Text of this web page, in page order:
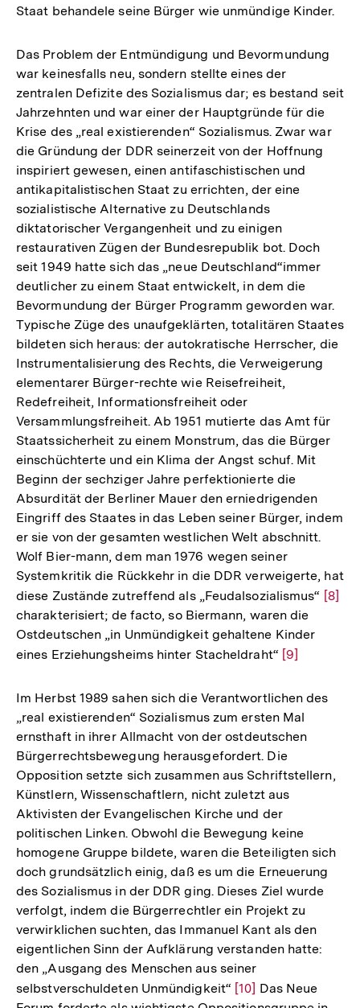
Staat behandele seine Bürger wie unmündige Kinder.
Das Problem der Entmündigung und Bevormundung
war keinesfalls neu, sondern stellte eines der
zentralen Defizite des Sozialismus dar; es bestand seit
Jahrzehnten und war einer der Hauptgründe für die
Krise des „real existierenden“ Sozialismus. Zwar war
die Gründung der DDR seinerzeit von der Hoffnung
inspiriert gewesen, einen antifaschistischen und
antikapitalistischen Staat zu errichten, der eine
sozialistische Alternative zu Deutschlands
diktatorischer Vergangenheit und zu einigen
restaurativen Zügen der Bundesrepublik bot. Doch
seit 1949 hatte sich das „neue Deutschland“immer
deutlicher zu einem Staat entwickelt, in dem die
Bevormundung der Bürger Programm geworden war.
Typische Züge des unaufgeklärten, totalitären Staates
bildeten sich heraus: der autokratische Herrscher, die
Instrumentalisierung des Rechts, die Verweigerung
elementarer Bürger-rechte wie Reisefreiheit,
Redefreiheit, Informationsfreiheit oder
Versammlungsfreiheit. Ab 1951 mutierte das Amt für
Staatssicherheit zu einem Monstrum, das die Bürger
einschüchterte und ein Klima der Angst schuf. Mit
Beginn der sechziger Jahre perfektionierte die
Absurdität der Berliner Mauer den erniedrigenden
Eingriff des Staates in das Leben seiner Bürger, indem
er sie von der gesamten westlichen Welt abschnitt.
Wolf Bier-mann, dem man 1976 wegen seiner
Systemkritik die Rückkehr in die DDR verweigerte, hat
diese Zustände zutreffend als „Feudalsozialismus“ Zur
[8]
charakterisiert; de facto, so Biermann, waren die
Ostdeutschen „in Unmündigkeit gehaltene Kinder
eines Erziehungsheims hinter Stacheldraht“ Zur
der
Fußnote
[9]
Im Herbst 1989 sahen sich die Verantwortlichen des
„real existierenden“ Sozialismus zum ersten Mal
ernsthaft in ihrer Allmacht von der ostdeutschen
Bürgerrechtsbewegung herausgefordert. Die
Opposition setzte sich zusammen aus Schriftstellern,
Künstlern, Wissenschaftlern, nicht zuletzt aus
Aktivisten der Evangelischen Kirche und der
politischen Linken. Obwohl die Bewegung keine
homogene Gruppe bildete, waren die Beteiligten sich
doch grundsätzlich einig, daß es um die Erneuerung
des Sozialismus in der DDR ging. Dieses Ziel wurde
verfolgt, indem die Bürgerrechtler ein Projekt zu
verwirklichen suchten, das Immanuel Kant als den
eigentlichen Sinn der Aufklärung verstanden hatte:
den „Ausgang des Menschen aus seiner
selbstverschuldeten Unmündigkeit“ Zur
[10] Das Neue